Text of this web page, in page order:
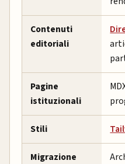
Contenuti
editoriali
Pagine
istituzionali
Stili
Migrazione